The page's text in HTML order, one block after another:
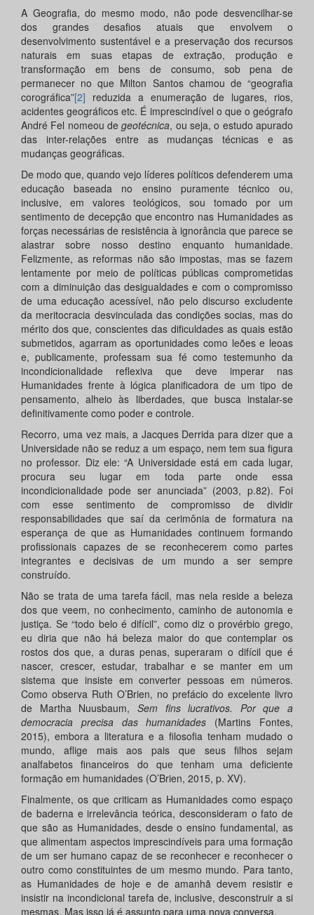
A Geografia, do mesmo modo, não pode desvencilhar-se
dos grandes desafios atuais que envolvem o
desenvolvimento sustentável e a preservação dos recursos
naturais em suas etapas de extração, produção e
transformação em bens de consumo, sob pena de
permanecer no que Milton Santos chamou de “geografia
corográfica”[2] reduzida a enumeração de lugares, rios,
acidentes geográficos etc. É imprescindível o que o geógrafo
André Fel nomeou degeotécnica, ou seja, o estudo apurado
das inter-relações entre as mudanças técnicas e as
mudanças geográficas.
De modo que, quando vejo líderes políticos defenderem uma
educação baseada no ensino puramente técnico ou,
inclusive, em valores teológicos, sou tomado por um
sentimento de decepção que encontro nas Humanidades as
forças necessárias de resistência à ignorância que parece se
alastrar sobre nosso destino enquanto humanidade.
Felizmente, as reformas não são impostas, mas se fazem
lentamente por meio de políticas públicas comprometidas
com a diminuição das desigualdades e com o compromisso
de uma educação acessível, não pelo discurso excludente
da meritocracia desvinculada das condições socias, mas do
mérito dos que, conscientes das dificuldades as quais estão
submetidos, agarram as oportunidades como leões e leoas
e, publicamente, professam sua fé como testemunho da
incondicionalidade reflexiva que deve imperar nas
Humanidades frente à lógica planificadora de um tipo de
pensamento, alheio às liberdades, que busca instalar-se
definitivamente como poder e controle.
Recorro, uma vez mais, a Jacques Derrida para dizer que a
Universidade não se reduz a um espaço, nem tem sua figura
no professor. Diz ele: “A Universidade está em cada lugar,
procura seu lugar em toda parte onde essa
incondicionalidade pode ser anunciada” (2003, p.82). Foi
com esse sentimento de compromisso de dividir
responsabilidades que saí da cerimônia de formatura na
esperança de que as Humanidades continuem formando
profissionais capazes de se reconhecerem como partes
integrantes e decisivas de um mundo a ser sempre
construído.
Não se trata de uma tarefa fácil, mas nela reside a beleza
dos que veem, no conhecimento, caminho de autonomia e
justiça. Se “todo belo é difícil”, como diz o provérbio grego,
eu diria que não há beleza maior do que contemplar os
rostos dos que, a duras penas, superaram o difícil que é
nascer, crescer, estudar, trabalhar e se manter em um
sistema que insiste em converter pessoas em números.
Como observa Ruth O’Brien, no prefácio do excelente livro
de Martha Nuusbaum, Sem fins lucrativos. Por que a
democracia precisa das humanidades (Martins Fontes,
2015), embora a literatura e a filosofia tenham mudado o
mundo, aflige mais aos pais que seus filhos sejam
analfabetos financeiros do que tenham uma deficiente
formação em humanidades (O’Brien, 2015, p. XV).
Finalmente, os que criticam as Humanidades como espaço
de baderna e irrelevância teórica, desconsideram o fato de
que são as Humanidades, desde o ensino fundamental, as
que alimentam aspectos imprescindíveis para uma formação
de um ser humano capaz de se reconhecer e reconhecer o
outro como constituintes de um mesmo mundo. Para tanto,
as Humanidades de hoje e de amanhã devem resistir e
insistir na incondicional tarefa de, inclusive, desconstruir a si
mesmas. Mas isso já é assunto para uma nova conversa.